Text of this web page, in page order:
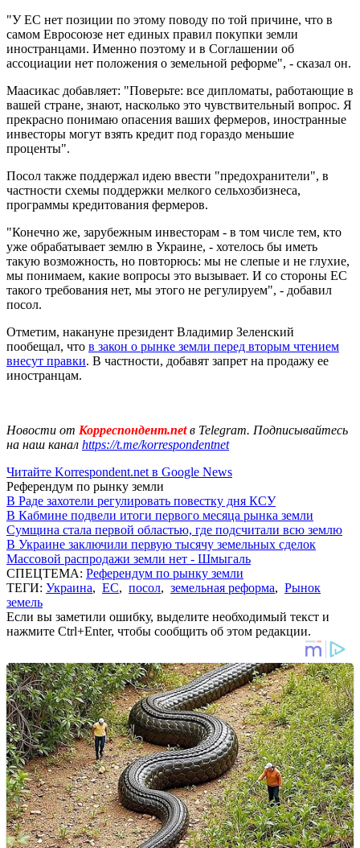
"У ЕС нет позиции по этому поводу по той причине, что в
самом Евросоюзе нет единых правил покупки земли
иностранцами. Именно поэтому и в Соглашении об
ассоциации нет положения о земельной реформе", - сказал он.
Маасикас добавляет: "Поверьте: все дипломаты, работающие в
вашей стране, знают, насколько это чувствительный вопрос. Я
прекрасно понимаю опасения ваших фермеров, иностранные
инвесторы могут взять кредит под гораздо меньшие
проценты".
Посол также поддержал идею ввести "предохранители", в
частности схемы поддержки мелкого сельхозбизнеса,
программы кредитования фермеров.
"Конечно же, зарубежным инвесторам - в том числе тем, кто
уже обрабатывает землю в Украине, - хотелось бы иметь
такую ​​возможность, но повторюсь: мы не слепые и не глухие,
мы понимаем, какие вопросы это вызывает. И со стороны ЕС
такого требования нет, мы этого не регулируем", - добавил
посол.
Отметим, накануне президент Владимир Зеленский
пообещал, что в закон о рынке земли перед вторым чтением
внесут правки. В частности, добавят запрет на продажу ее
иностранцам.
Новости от Корреспондент.netв Telegram. Подписывайтесь
на наш канал https://t.me/korrespondentnet
Читайте Korrespondent.net в Google News
Референдум по рынку земли
В Раде захотели регулировать повестку дня КСУ
В Кабмине подвели итоги первого месяца рынка земли
Сумщина стала первой областью, где подсчитали всю землю
В Украине заключили первую тысячу земельных сделок
Массовой распродажи земли нет - Шмыгаль
СПЕЦТЕМА: Референдум по рынку земли
ТЕГИ: Украина, ЕС, посол, земельная реформа, Рынок
земель
Если вы заметили ошибку, выделите необходимый текст и
нажмите Ctrl+Enter, чтобы сообщить об этом редакции.